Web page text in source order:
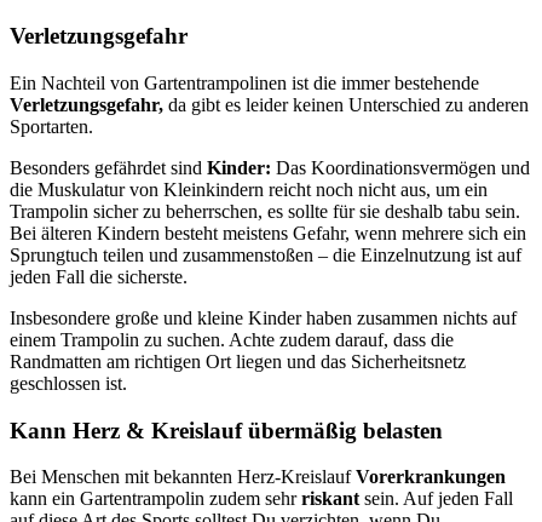
Verletzungsgefahr
Ein Nachteil von Gartentrampolinen ist die immer bestehende
Verletzungsgefahr, da gibt es leider keinen Unterschied zu anderen
Sportarten.
Besonders gefährdet sind Kinder: Das Koordinationsvermögen und
die Muskulatur von Kleinkindern reicht noch nicht aus, um ein
Trampolin sicher zu beherrschen, es sollte für sie deshalb tabu sein.
Bei älteren Kindern besteht meistens Gefahr, wenn mehrere sich ein
Sprungtuch teilen und zusammenstoßen – die Einzelnutzung ist auf
jeden Fall die sicherste.
Insbesondere große und kleine Kinder haben zusammen nichts auf
einem Trampolin zu suchen. Achte zudem darauf, dass die
Randmatten am richtigen Ort liegen und das Sicherheitsnetz
geschlossen ist.
Kann Herz & Kreislauf übermäßig belasten
Bei Menschen mit bekannten Herz-KreislaufVorerkrankungen
kann ein Gartentrampolin zudem sehrriskantsein. Auf jeden Fall